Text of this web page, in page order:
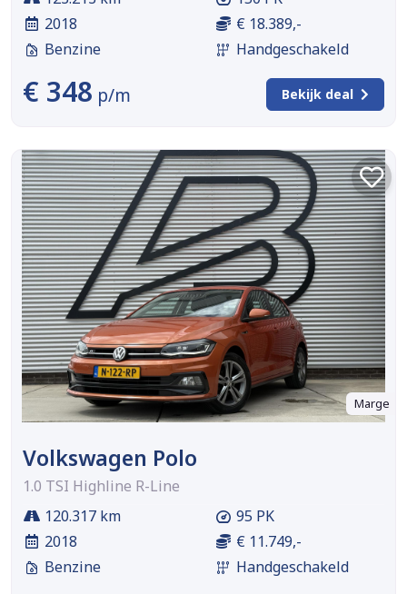
2018
Benzine
€ 18.389,-
Handgeschakeld
€ 348 p/m Bekijk deal
Marge
Volkswagen Polo
1.0 TSI Highline R-Line
120.317 km
2018
Benzine
95 PK
€ 11.749,-
Handgeschakeld